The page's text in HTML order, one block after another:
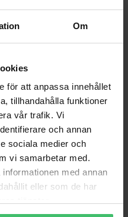
Om
för att anpassa innehållet
tillhandahålla funktioner
vår trafik. Vi
och annan
sociala medier och
vi samarbetar med.
med annan
eller som de har